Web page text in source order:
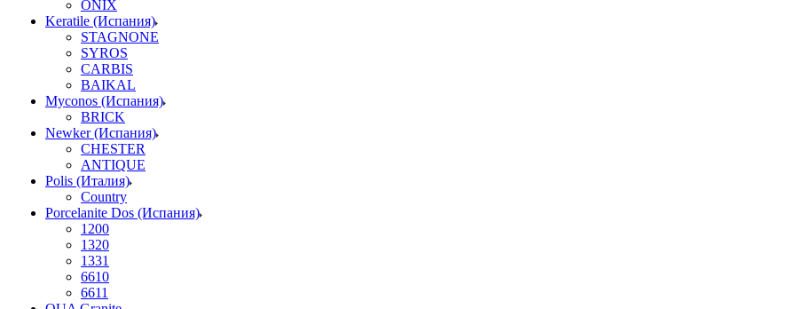
ONIX
Keratile (Испания)
STAGNONE
SYROS
CARBIS
BAIKAL
Myconos (Испания)
BRICK
Newker (Испания)
CHESTER
ANTIQUE
Polis (Италия)
Country
Porcelanite Dos (Испания)
1200
1320
1331
6610
6611